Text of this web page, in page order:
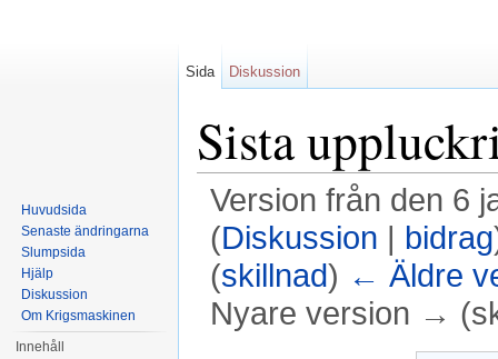
Sista
Version från den 6
(Diskussion | bidrag
(skillnad) ← Äldre
Nyare version →
Sida Diskussion
Huvudsida
Senaste ändringarna
Slumpsida
Hjälp
Diskussion
Om Krigsmaskinen
Innehåll